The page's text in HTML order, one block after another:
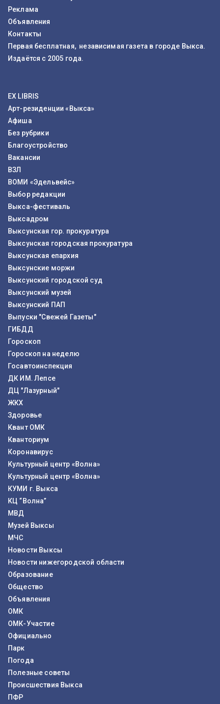
Реклама
Объявления
Контакты
Первая бесплатная, независимая газета в городе Выкса.
Издаётся с 2005 года.
EX LIBRIS
Арт-резиденции «Выкса»
Афиша
Без рубрики
Благоустройство
Вакансии
ВЗЛ
ВОМИ «Эдельвейс»
Выбор редакции
Выкса-фестиваль
Выксадром
Выксунская гор. прокуратура
Выксунская городская прокуратура
Выксунская епархия
Выксунские моржи
Выксунский городской суд
Выксунский музей
Выксунский ПАП
Выпуски "Свежей Газеты"
ГИБДД
Гороскоп
Гороскоп на неделю
Госавтоинспекция
ДК ИМ. Лепсе
ДЦ "Лазурный"
ЖКХ
Здоровье
Квант ОМК
Кванториум
Коронавирус
Культурный центр «Волна»
Культурный центр «Волна»
КУМИ г. Выкса
КЦ “Волна”
МВД
Музей Выксы
МЧС
Новости Выксы
Новости нижегородской области
Образование
Общество
Объявления
ОМК
ОМК-Участие
Официально
Парк
Погода
Полезные советы
Происшествия Выкса
ПФР